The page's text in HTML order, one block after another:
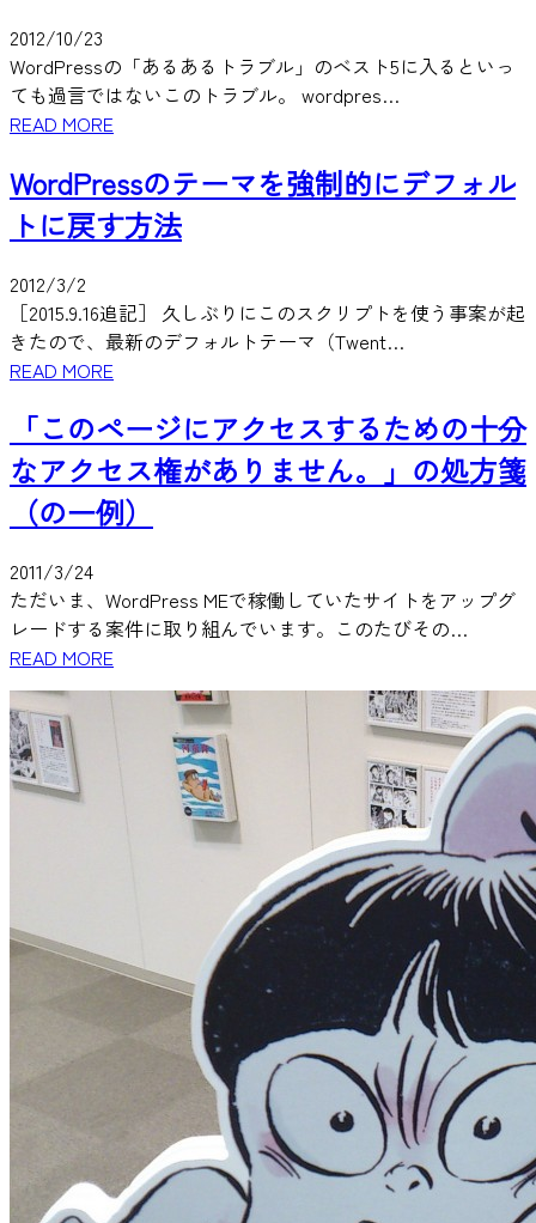
2012/10/23
WordPressの「あるあるトラブル」のベスト5に入るといっ
ても過言ではないこのトラブル。 wordpres…
READ MORE
WordPressのテーマを強制的にデフォル
トに戻す方法
2012/3/2
［2015.9.16追記］ 久しぶりにこのスクリプトを使う事案が起
きたので、最新のデフォルトテーマ（Twent…
READ MORE
「このページにアクセスするための十分
なアクセス権がありません。」の処方箋
（の一例）
2011/3/24
ただいま、WordPress MEで稼働していたサイトをアップグ
レードする案件に取り組んでいます。このたびその…
READ MORE